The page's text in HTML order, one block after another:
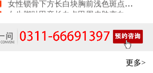
女生脚趾甲旁长白点甲周皮肤变白怎么了
更多>